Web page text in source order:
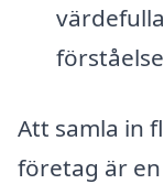
Att samla in
företag är